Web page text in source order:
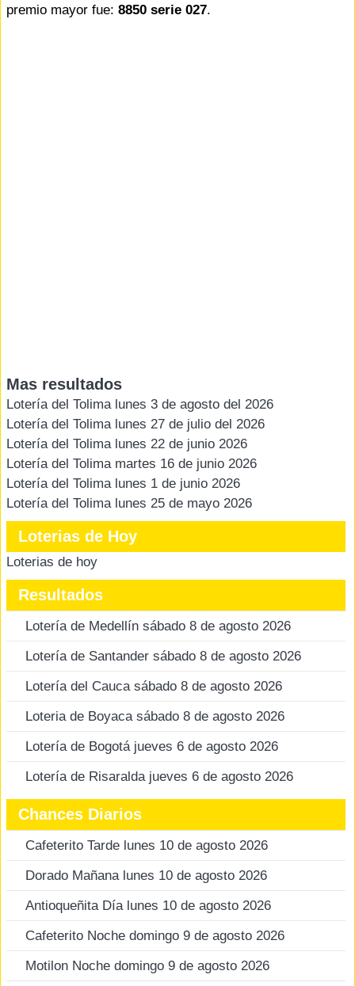
premio mayor fue: 8850 serie 027.
Mas resultados
Lotería del Tolima lunes 3 de agosto del 2026
Lotería del Tolima lunes 27 de julio del 2026
Lotería del Tolima lunes 22 de junio 2026
Lotería del Tolima martes 16 de junio 2026
Lotería del Tolima lunes 1 de junio 2026
Lotería del Tolima lunes 25 de mayo 2026
Loterias de Hoy
Loterias de hoy
Resultados
Lotería de Medellín sábado 8 de agosto 2026
Lotería de Santander sábado 8 de agosto 2026
Lotería del Cauca sábado 8 de agosto 2026
Loteria de Boyaca sábado 8 de agosto 2026
Lotería de Bogotá jueves 6 de agosto 2026
Lotería de Risaralda jueves 6 de agosto 2026
Chances Diarios
Cafeterito Tarde lunes 10 de agosto 2026
Dorado Mañana lunes 10 de agosto 2026
Antioqueñita Día lunes 10 de agosto 2026
Cafeterito Noche domingo 9 de agosto 2026
Motilon Noche domingo 9 de agosto 2026